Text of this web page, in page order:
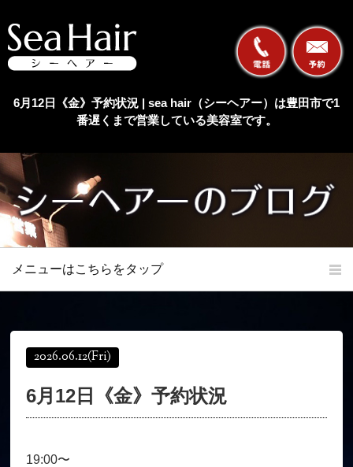
6月12日《金》予約状況 | sea hair（シーヘアー）は豊田市で1
番遅くまで営業している美容室です。
メニューはこちらをタップ
オンラインショップ
育毛コース よくある質問
お客様の声
2026.06.12(Fri)
6月12日《金》予約状況
19:00〜